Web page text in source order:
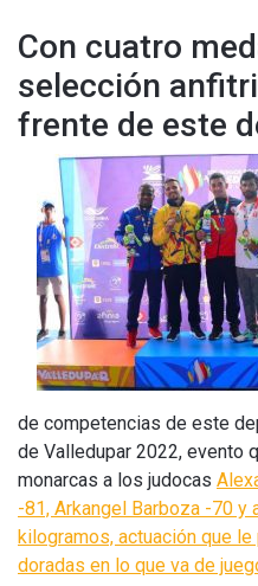
Con cuatro
selección
frente de este
de competencias de este
de Valledupar 2022, evento
monarcas a los judocas
-81, Arkangel Barboza -70 y
kilogramos, actuación que
doradas en lo que va de